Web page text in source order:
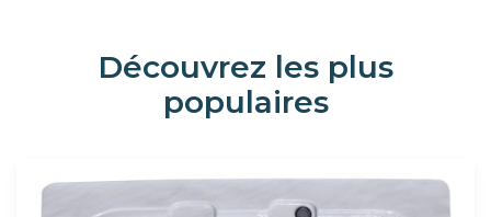
Découvrez les plus
populaires